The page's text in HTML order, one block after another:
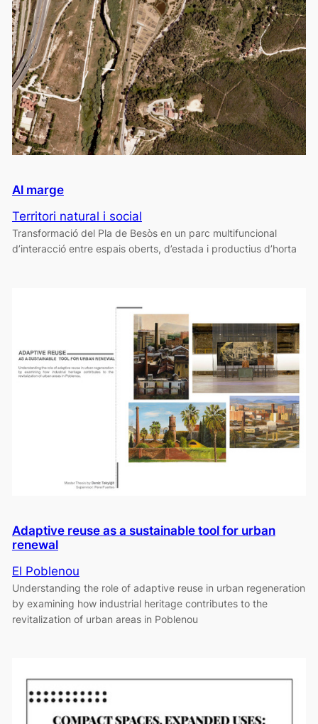
Al marge
Territori natural i social
Transformació del Pla de Besòs en un parc multifuncional
d’interacció entre espais oberts, d’estada i productius d’horta
Adaptive reuse as a sustainable tool for urban
renewal
El Poblenou
Understanding the role of adaptive reuse in urban regeneration
by examining how industrial heritage contributes to the
revitalization of urban areas in Poblenou